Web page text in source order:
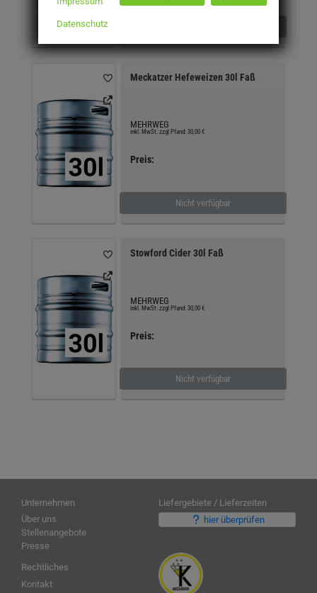
Meckatzer Hefeweizen 30l Faß
MEHRWEG
inkl. MwSt. zzgl Pfand: 30,00 €
Preis:
Nicht verfügbar
Stowford Cider 30l Faß
MEHRWEG
inkl. MwSt. zzgl Pfand: 30,00 €
Preis:
Nicht verfügbar
Unternehmen
Über uns
Stellenangebote
Presse
Liefergebiete / Lieferzeiten
hier überprüfen
Rechtliches
Kontakt
Datenschutz